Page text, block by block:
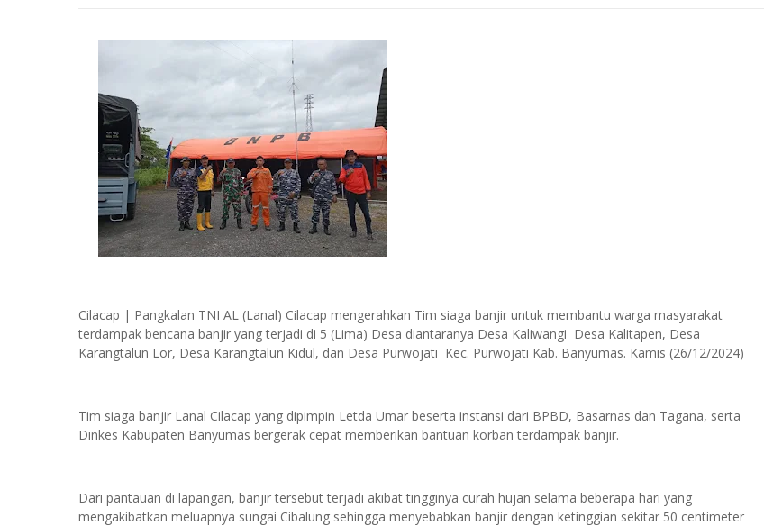
Cilacap | Pangkalan TNI AL (Lanal) Cilacap mengerahkan Tim siaga banjir untuk membantu warga masyarakat
terdampak bencana banjir yang terjadi di 5 (Lima) Desa diantaranya Desa Kaliwangi Desa Kalitapen, Desa
Karangtalun Lor, Desa Karangtalun Kidul, dan Desa Purwojati Kec. Purwojati Kab. Banyumas. Kamis (26/12/2024)
Tim siaga banjir Lanal Cilacap yang dipimpin Letda Umar beserta instansi dari BPBD, Basarnas dan Tagana, serta
Dinkes Kabupaten Banyumas bergerak cepat memberikan bantuan korban terdampak banjir.
Dari pantauan di lapangan, banjir tersebut terjadi akibat tingginya curah hujan selama beberapa hari yang
mengakibatkan meluapnya sungai Cibalung sehingga menyebabkan banjir dengan ketinggian sekitar 50 centimeter